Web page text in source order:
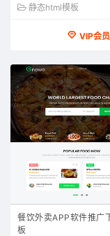
静态html模板
VIP会
餐饮外卖APP软件推广
板